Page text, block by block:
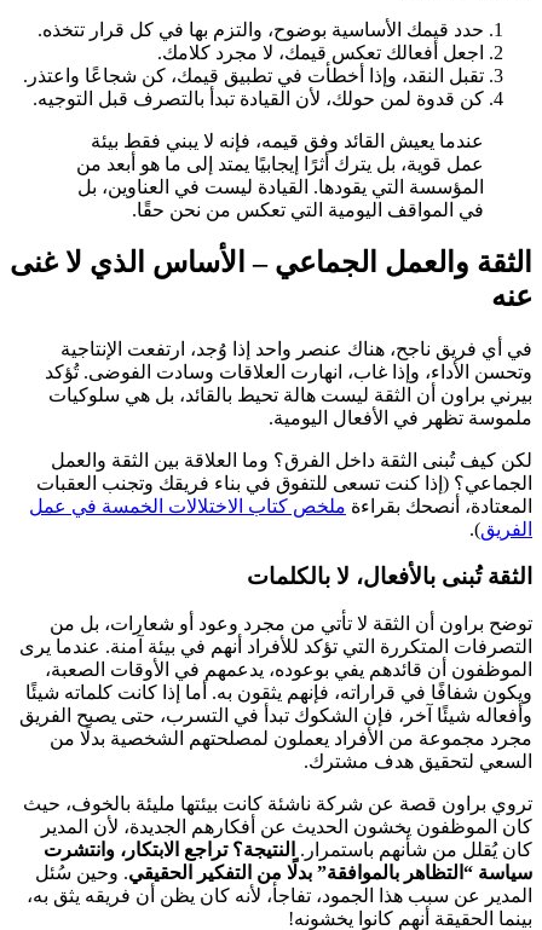
حدد قيمك الأساسية بوضوح، والتزم بها في كل قرار تتخذه.
اجعل أفعالك تعكس قيمك، لا مجرد كلامك.
تقبل النقد، وإذا أخطأت في تطبيق قيمك، كن شجاعًا واعتذر.
كن قدوة لمن حولك، لأن القيادة تبدأ بالتصرف قبل التوجيه.
عندما يعيش القائد وفق قيمه، فإنه لا يبني فقط بيئة
عمل قوية، بل يترك أثرًا إيجابيًا يمتد إلى ما هو أبعد من
المؤسسة التي يقودها. القيادة ليست في العناوين، بل
في المواقف اليومية التي تعكس من نحن حقًا.
الثقة والعمل الجماعي – الأساس الذي لا غنى
عنه
في أي فريق ناجح، هناك عنصر واحد إذا وُجد، ارتفعت الإنتاجية
وتحسن الأداء، وإذا غاب، انهارت العلاقات وسادت الفوضى. تُؤكد
بيرني براون أن الثقة ليست هالة تحيط بالقائد، بل هي سلوكيات
ملموسة تظهر في الأفعال اليومية.
لكن كيف تُبنى الثقة داخل الفرق؟ وما العلاقة بين الثقة والعمل
الجماعي؟ (إذا كنت تسعى للتفوق في بناء فريقك وتجنب العقبات
المعتادة، أنصحك بقراءة ملخص كتاب الاختلالات الخمسة في عمل
الفريق).
الثقة تُبنى بالأفعال، لا بالكلمات
توضح براون أن الثقة لا تأتي من مجرد وعود أو شعارات، بل من
التصرفات المتكررة التي تؤكد للأفراد أنهم في بيئة آمنة. عندما يرى
الموظفون أن قائدهم يفي بوعوده، يدعمهم في الأوقات الصعبة،
ويكون شفافًا في قراراته، فإنهم يثقون به. أما إذا كانت كلماته شيئًا
وأفعاله شيئًا آخر، فإن الشكوك تبدأ في التسرب، حتى يصبح الفريق
مجرد مجموعة من الأفراد يعملون لمصلحتهم الشخصية بدلًا من
السعي لتحقيق هدف مشترك.
تروي براون قصة عن شركة ناشئة كانت بيئتها مليئة بالخوف، حيث
كان الموظفون يخشون الحديث عن أفكارهم الجديدة، لأن المدير
كان يُقلل من شأنهم باستمرار. النتيجة؟ تراجع الابتكار، وانتشرت
سياسة “التظاهر بالموافقة” بدلًا من التفكير الحقيقي. وحين سُئل
المدير عن سبب هذا الجمود، تفاجأ، لأنه كان يظن أن فريقه يثق به،
بينما الحقيقة أنهم كانوا يخشونه!